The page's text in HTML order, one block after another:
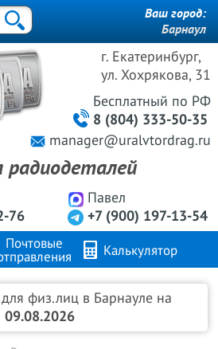
г. Екатеринбург,
ул. Хохрякова, 31
76
Павел
+7 (900) 197-13-54
Бесплатный по РФ
8 (804) 333-50-35
manager@uralvtordrag.ru
радиодеталей
Ваш город:
Барнаул
Почтовые
Калькулятор
Контакты
физ.лиц в Барнауле на
09.08.2026